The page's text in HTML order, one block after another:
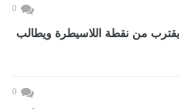
0
من نقطة اللاسيطرة ويطالب
0